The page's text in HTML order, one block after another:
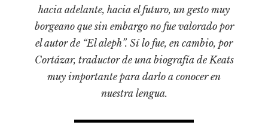
Literatura
Medioambiente
Narrativas visuales
Pensamiento
Pensamiento ilustrado
Personajes secundarios
hacia adelante, hacia el futuro, un gesto muy
borgeano que sin embargo no fue valorado por
el autor de “El aleph”. Sí lo fue, en cambio, por
Cortázar, traductor de una biografía de Keats
muy importante para darlo a conocer en
nuestra lengua.